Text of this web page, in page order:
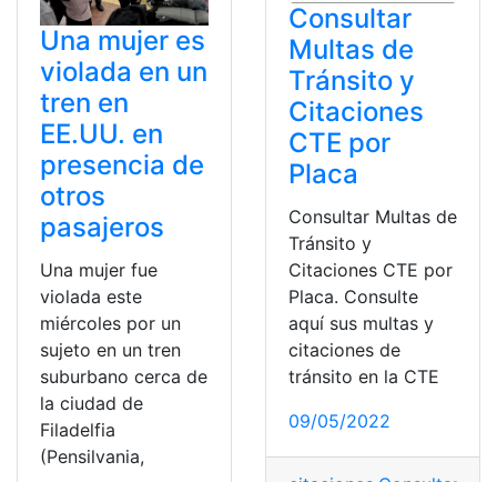
Una mujer es
violada en un
tren en
EE.UU. en
presencia de
otros
pasajeros
Una mujer fue
violada este
miércoles por un
sujeto en un tren
suburbano cerca de
la ciudad de
Filadelfia
(Pensilvania,
Consultar
Multas de
Tránsito y
Citaciones
CTE por
Placa
Consultar Multas de
Tránsito y
Citaciones CTE por
Placa. Consulte
aquí sus multas y
citaciones de
tránsito en la CTE
09/05/2022